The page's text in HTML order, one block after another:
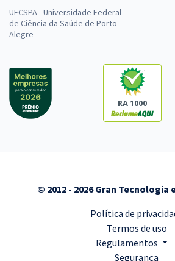
UFCSPA - Universidade Federal
de Ciência da Saúde de Porto
Alegre
RA 1000
© 2012 - 2026 Gran Tecnologia
Política de
Termos de uso
Regulamentos
Segurança